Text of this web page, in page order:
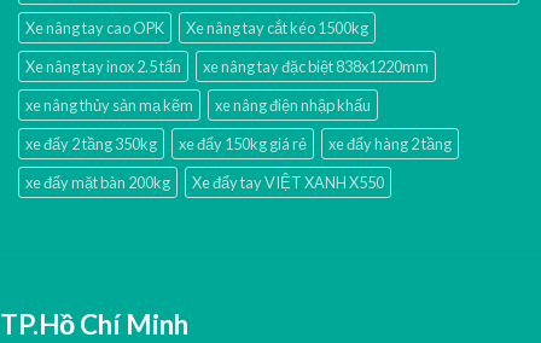
Xe nâng tay cao OPK
Xe nâng tay cắt kéo 1500kg
Xe nâng tay inox 2.5 tấn
xe nâng tay đặc biệt 838x1220mm
xe nâng thủy sản mạ kẽm
xe nâng điện nhập khấu
xe đẩy 2 tầng 350kg
xe đẩy 150kg giá rẻ
xe đẩy hàng 2 tầng
xe đẩy mặt bàn 200kg
Xe đẩy tay VIỆT XANH X550
TP.Hồ Chí Minh